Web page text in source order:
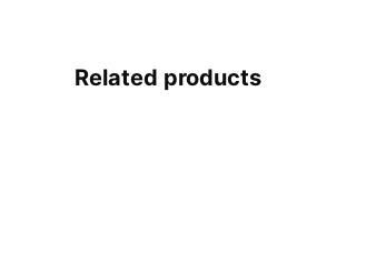
Related products